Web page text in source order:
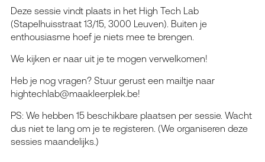
Deze sessie vindt plaats in het High Tech Lab
(Stapelhuisstraat 13/15, 3000 Leuven). Buiten je
enthousiasme hoef je niets mee te brengen.
We kijken er naar uit je te mogen verwelkomen!
Heb je nog vragen? Stuur gerust een mailtje naar
hightechlab@maakleerplek.be!
PS: We hebben 15 beschikbare plaatsen per sessie. Wacht
dus niet te lang om je te registeren. (We organiseren deze
sessies maandelijks.)